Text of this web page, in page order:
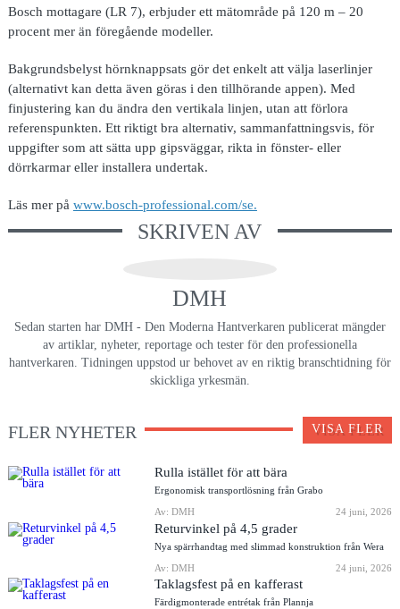
Bosch mottagare (LR 7), erbjuder ett mätområde på 120 m – 20
procent mer än föregående modeller.
Bakgrundsbelyst hörnknappsats gör det enkelt att välja laserlinjer
(alternativt kan detta även göras i den tillhörande appen). Med
finjustering kan du ändra den vertikala linjen, utan att förlora
referenspunkten. Ett riktigt bra alternativ, sammanfattningsvis, för
uppgifter som att sätta upp gipsväggar, rikta in fönster- eller
dörrkarmar eller installera undertak.
Läs mer på www.bosch-professional.com/se.
SKRIVEN AV
DMH
Sedan starten har DMH - Den Moderna Hantverkaren publicerat mängder
av artiklar, nyheter, reportage och tester för den professionella
hantverkaren. Tidningen uppstod ur behovet av en riktig branschtidning för
skickliga yrkesmän.
FLER NYHETER VISA FLER
Rulla istället för att bära
Ergonomisk transportlösning från Grabo
Av: DMH
24 juni, 2026
Returvinkel på 4,5 grader
Nya spärrhandtag med slimmad konstruktion från Wera
Av: DMH
24 juni, 2026
Taklagsfest på en kafferast
Färdigmonterade entrétak från Plannja